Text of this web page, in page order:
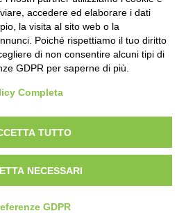
Pocapaglia CN
accedere ed elaborare i dati
la visita al sito web o la
Poiché rispettiamo il tuo diritto
di non consentire alcuni tipi di
GDPR per saperne di più.
Completa
TUTTO
NECESSARI
GDPR